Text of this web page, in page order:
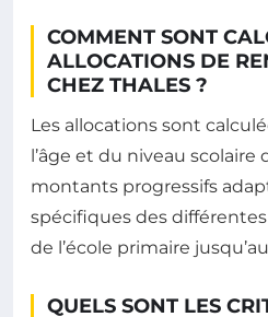
COMMENT SONT
ALLOCATIONS DE
CHEZ THALES ?
Les allocations sont
l’âge et du niveau scolaire
montants progressifs
spécifiques des différentes
de l’école primaire
QUELS SONT LES